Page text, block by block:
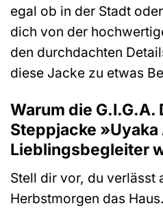
egal ob in der Stadt
dich von der
den durchdachten
diese Jacke zu etwas
Warum die G.I.G.A.
Steppjacke »Uyaka
Lieblingsbegleiter
Stell dir vor, du verlässt
Herbstmorgen das